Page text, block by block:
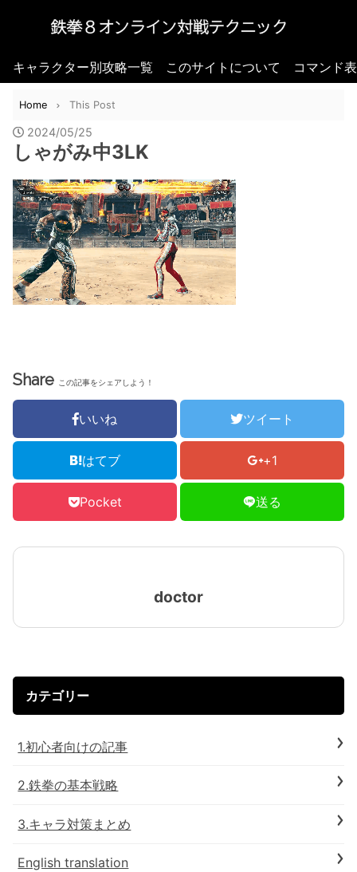
キャラクター別攻略一覧 このサイトについて コマンド
Home This Post
2024/05/25
しゃがみ中3LK
Share この記事をシェアしよう！
いいね ツイート
はてブ +1
Pocket 送る
doctor
カテゴリー
1.初心者向けの記事
2.鉄拳の基本戦略
3.キャラ対策まとめ
English translation